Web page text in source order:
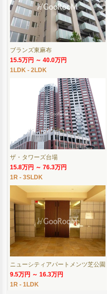
ブランズ東麻布
15.5万円 ～ 40.0万円
1LDK - 2LDK
ザ・タワーズ台場
15.8万円 ～ 76.3万円
1R - 3SLDK
ニューシティアパートメンツ芝公園
9.5万円 ～ 16.3万円
1R - 1LDK